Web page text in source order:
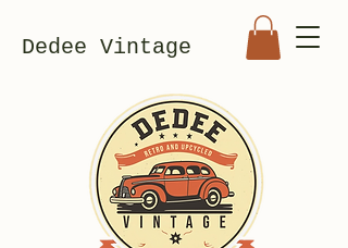
Dedee Vintage